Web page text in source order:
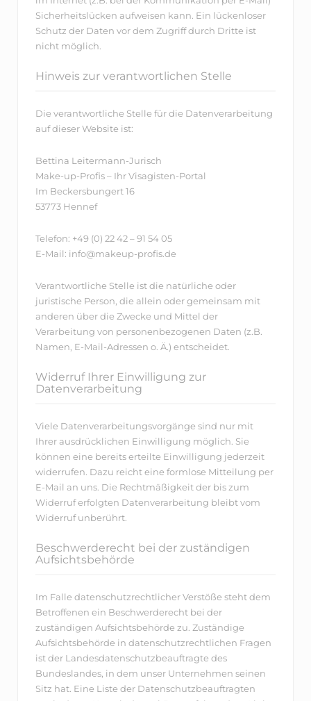
Sicherheitslücken aufweisen kann. Ein lückenloser
Schutz der Daten vor dem Zugriff durch Dritte ist
nicht möglich.
Hinweis zur verantwortlichen Stelle
Die verantwortliche Stelle für die Datenverarbeitung
auf dieser Website ist:
Bettina Leitermann-Jurisch
Make-up-Profis – Ihr Visagisten-Portal
Im Beckersbungert 16
53773 Hennef
Telefon: +49 (0) 22 42 – 91 54 05
E-Mail: info@makeup-profis.de
Verantwortliche Stelle ist die natürliche oder
juristische Person, die allein oder gemeinsam mit
anderen über die Zwecke und Mittel der
Verarbeitung von personenbezogenen Daten (z.B.
Namen, E-Mail-Adressen o. Ä.) entscheidet.
Widerruf Ihrer Einwilligung zur
Datenverarbeitung
Viele Datenverarbeitungsvorgänge sind nur mit
Ihrer ausdrücklichen Einwilligung möglich. Sie
können eine bereits erteilte Einwilligung jederzeit
widerrufen. Dazu reicht eine formlose Mitteilung per
E-Mail an uns. Die Rechtmäßigkeit der bis zum
Widerruf erfolgten Datenverarbeitung bleibt vom
Widerruf unberührt.
Beschwerderecht bei der zuständigen
Aufsichtsbehörde
Im Falle datenschutzrechtlicher Verstöße steht dem
Betroffenen ein Beschwerderecht bei der
zuständigen Aufsichtsbehörde zu. Zuständige
Aufsichtsbehörde in datenschutzrechtlichen Fragen
ist der Landesdatenschutzbeauftragte des
Bundeslandes, in dem unser Unternehmen seinen
Sitz hat. Eine Liste der Datenschutzbeauftragten